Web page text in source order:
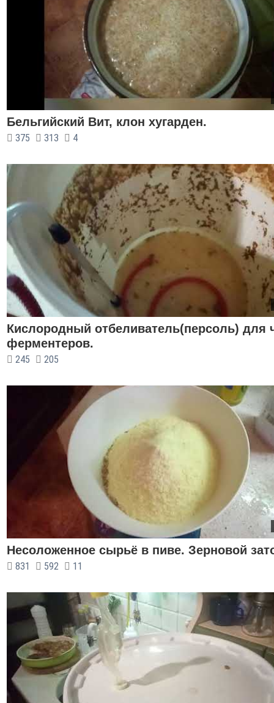
Бельгийский Вит, клон хугарден.
375 313 4
Кислородный отбеливатель(персоль) для
ферментеров.
245 205
Несоложенное сырьё в пиве. Зерновой
831 592 11